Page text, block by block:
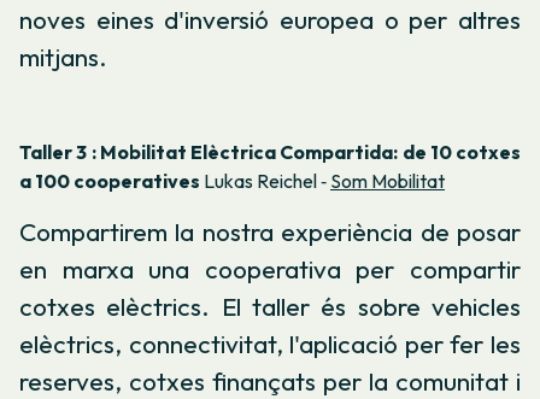
noves eines d'inversió europea o per altres
mitjans.
Taller 3 : Mobilitat Elèctrica Compartida: de 10 cotxes
a 100 cooperatives Lukas Reichel ‐ Som Mobilitat
Compartirem la nostra experiència de posar
en marxa una cooperativa per compartir
cotxes elèctrics. El taller és sobre vehicles
elèctrics, connectivitat, l'aplicació per fer les
reserves, cotxes finançats per la comunitat i